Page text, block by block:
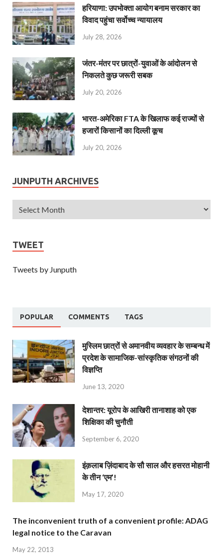
हरियाणा: उपभोक्ता आयोग बनाम सरकार का
विवाद पहुंचा सर्वोच्च न्यायालय
July 28, 2026
जंतर-मंतर पर छात्रों-युवाओं के आंदोलन से
निकलते कुछ जरूरी सबक
July 20, 2026
भारत-अमेरिका FTA के खिलाफ कई राज्यों से
हजारों किसानों का दिल्ली कूच
July 20, 2026
JUNPUTH ARCHIVES
TWEET
Tweets by Junputh
POPULAR COMMENTS TAGS
मुस्लिम छात्रों से अमानवीय व्यवहार के सम्बन्ध में
प्रदेश के सामाजिक-सांस्कृतिक संगठनों की
विज्ञप्ति
June 13, 2020
देशान्‍तर: यूरोप के आखिरी तानाशाह को एक
शिक्षिका की चुनौती
September 6, 2020
इंक़लाब ज़िंदाबाद के सौ साल और हसरत मोहानी
के तीन ‘एम’!
May 17, 2020
The inconvenient truth of a convenient profile: ADAG
legal notice to the Caravan
May 22, 2013